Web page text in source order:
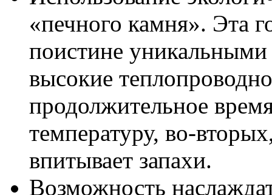
«печного камня». Эта
поистине
высокие
продолжительное
температуру, во-
впитывает запахи.
Возможность